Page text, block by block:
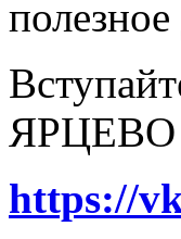
ЯРЦЕВО
https://